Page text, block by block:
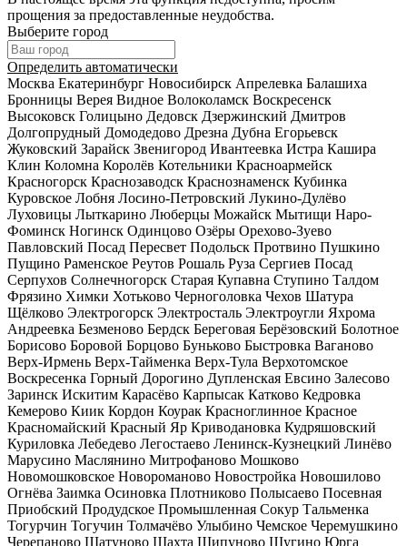
прощения за предоставленные неудобства.
Выберите город
Определить автоматически
Москва Екатеринбург Новосибирск Апрелевка Балашиха
Бронницы Верея Видное Волоколамск Воскресенск
Высоковск Голицыно Дедовск Дзержинский Дмитров
Долгопрудный Домодедово Дрезна Дубна Егорьевск
Жуковский Зарайск Звенигород Ивантеевка Истра Кашира
Клин Коломна Королёв Котельники Красноармейск
Красногорск Краснозаводск Краснознаменск Кубинка
Куровское Лобня Лосино-Петровский Лукино-Дулёво
Луховицы Лыткарино Люберцы Можайск Мытищи Наро-
Фоминск Ногинск Одинцово Озёры Орехово-Зуево
Павловский Посад Пересвет Подольск Протвино Пушкино
Пущино Раменское Реутов Рошаль Руза Сергиев Посад
Серпухов Солнечногорск Старая Купавна Ступино Талдом
Фрязино Химки Хотьково Черноголовка Чехов Шатура
Щёлково Электрогорск Электросталь Электроугли Яхрома
Андреевка Безменово Бердск Береговая Берёзовский Болотное
Борисово Боровой Борцово Буньково Быстровка Ваганово
Верх-Ирмень Верх-Тайменка Верх-Тула Верхотомское
Воскресенка Горный Дорогино Дупленская Евсино Залесово
Заринск Искитим Карасёво Карпысак Катково Кедровка
Кемерово Киик Кордон Коурак Красноглинное Красное
Красномайский Красный Яр Криводановка Кудряшовский
Куриловка Лебедево Легостаево Ленинск-Кузнецкий Линёво
Марусино Маслянино Митрофаново Мошково
Новомошковское Новороманово Новостройка Новошилово
Огнёва Заимка Осиновка Плотниково Полысаево Посевная
Приобский Продудское Промышленная Сокур Тальменка
Тогурчин Тогучин Толмачёво Улыбино Чемское Черемушкино
Черепаново Шатуново Шахта Шипуново Шугино Юрга